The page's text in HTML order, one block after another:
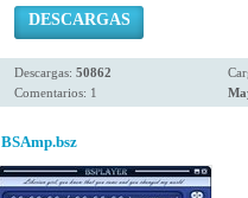
DESCARGAS
Descargas: 50862
Comentarios: 1
BSAmp.bsz